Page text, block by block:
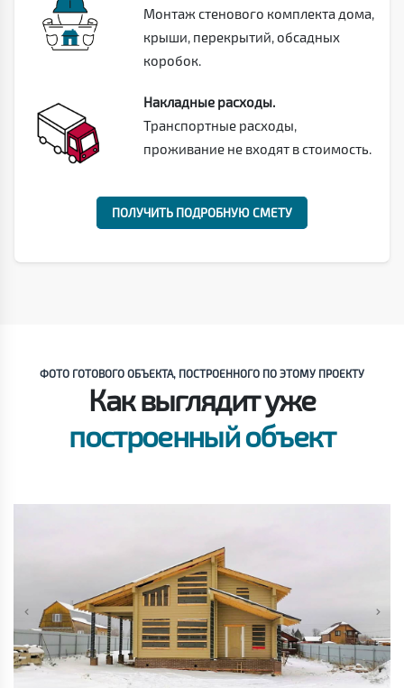
Монтаж стенового комплекта дома,
крыши, перекрытий, обсадных
коробок.
Накладные расходы.
Транспортные расходы,
проживание не входят в стоимость.
ПОЛУЧИТЬ ПОДРОБНУЮ СМЕТУ
ФОТО ГОТОВОГО ОБЪЕКТА, ПОСТРОЕННОГО ПО ЭТОМУ ПРОЕКТУ
Как выглядит уже
построенный объект